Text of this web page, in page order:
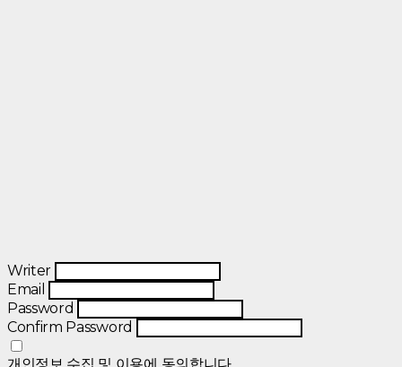
Writer
Email
Password
Confirm Password
개인정보 수집 및 이용에 동의합니다.